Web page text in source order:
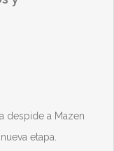
despide a Mazen
etapa.